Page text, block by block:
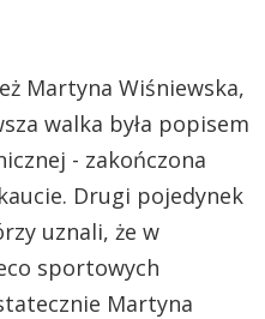
Martyna Wiśniewska,
walka była popisem
- zakończona
Drugi pojedynek
uznali, że w
sportowych
Martyna